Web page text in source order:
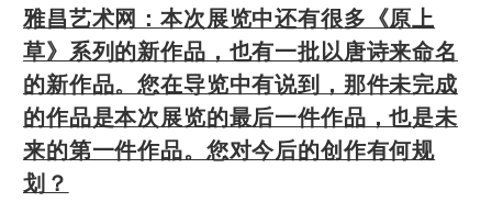
雅昌艺术网：本次展览中还有很多《原上
草》系列的新作品，也有一批以唐诗来命名
的新作品。您在导览中有说到，那件未完成
的作品是本次展览的最后一件作品，也是未
来的第一件作品。您对今后的创作有何规
划？